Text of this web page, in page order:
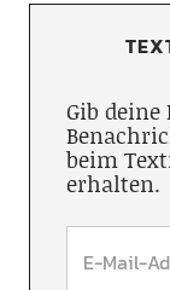
Gib
beim
erhalten.